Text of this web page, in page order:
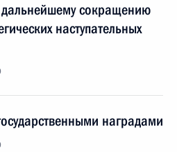
сокращению
наступательных
наградами